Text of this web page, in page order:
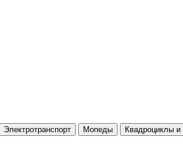
Электротранспорт Мопеды
Квадроциклы и